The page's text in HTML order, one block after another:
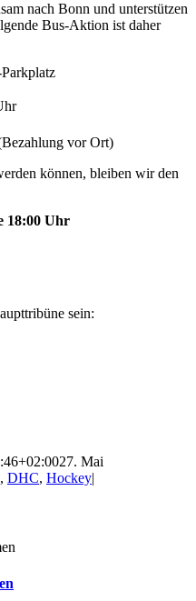
nach Bonn und unterstützen
Bus-Aktion ist daher
vor Ort)
können, bleiben wir den
18:00 Uhr
sein:
27. Mai
, DHC, Hockey|